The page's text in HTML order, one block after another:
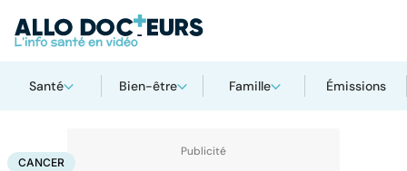
Santé Bien-être Famille Émissions
AccueilSanté Cancer
CANCER